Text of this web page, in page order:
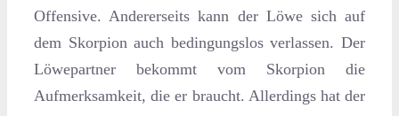
Offensive. Andererseits kann der Löwe sich auf
dem Skorpion auch bedingungslos verlassen. Der
Löwepartner bekommt vom Skorpion die
Aufmerksamkeit, die er braucht. Allerdings hat der